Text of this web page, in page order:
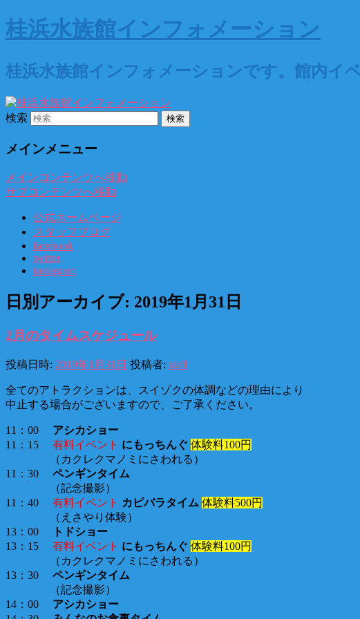
桂浜水族館インフォメーション
桂浜水族館インフォメーションです。館内イ
検索
メインメニュー
メインコンテンツへ移動
サブコンテンツへ移動
公式ホームページ
スタッフブログ
facebook
twitter
instagram
日別アーカイブ: 2019年1月31日
2月のタイムスケジュール
投稿日時: 2019年1月31日 投稿者: staff
全てのアトラクションは、スイゾクの体調などの理由により
中止する場合がございますので、ご了承ください。
11：00 アシカショー
11：15 有料イベント にもっちんぐ 体験料100円
（カクレクマノミにさわれる）
11：30 ペンギンタイム
（記念撮影）
11：40 有料イベント カピバラタイム 体験料500円
（えさやり体験）
13：00
トドショー
13：15 有料イベント にもっちんぐ 体験料100円
（カクレクマノミにさわれる）
13：30 ペンギンタイム
（記念撮影）
14：00 アシカショー